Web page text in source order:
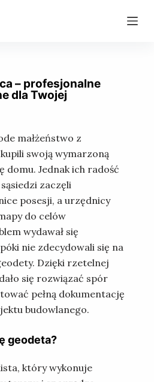
– profesjonalne
dla Twojej
małżeństwo z
swoją wymarzoną
domu. Jednak ich radość
zaczęli
posesji, a urzędnicy
do celów
wydawał się
nie zdecydowali się na
Dzięki rzetelnej
się rozwiązać spór
pełną dokumentację
budowlanego.
geodeta?
który wykonuje